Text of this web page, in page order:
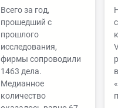
Всего за год,
прошедший с
прошлого
исследования,
фирмы сопроводили
1463 дела.
Медианное
количество